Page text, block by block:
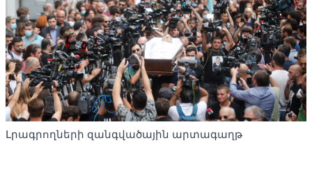
Լրագրողների զանգվածային արտագաղթ